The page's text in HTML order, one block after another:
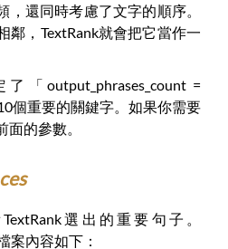
，還同時考慮了文字的順序。
鄰，TextRank就會把它當作一
「output_phrases_count =
個重要的關鍵字。如果你需要
的參數。
選出的重要句子。
案內容如下：